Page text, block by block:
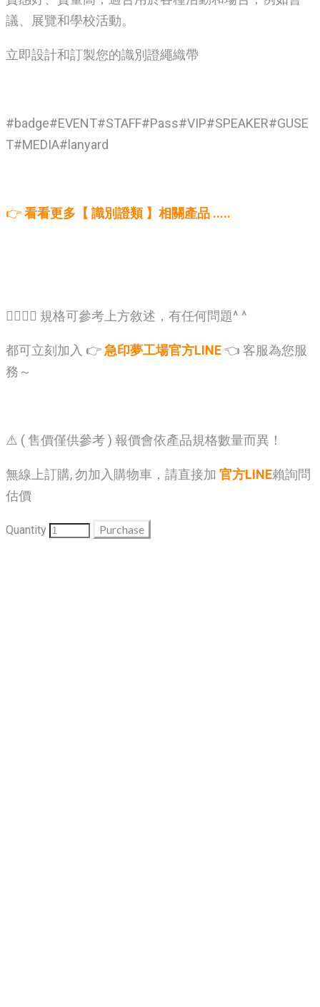
議、展覽和學校活動。
立即設計和訂製您的識別證繩織帶
#badge#EVENT#STAFF#Pass#VIP#SPEAKER#GUSE
T#MEDIA#lanyard
👉看看更多【 識別證類 】相關產品 .....
🙋‍♂️🙋‍♂️ 規格可參考上方敘述，有任何問題^ ^
都可立刻加入 👉急印夢工場官方LINE👈 客服為您服
務～
⚠️ ( 售價僅供參考 ) 報價會依產品規格數量而異！
無線上訂購, 勿加入購物車，請直接加 官方LINE賴詢問
估價
Quantity Purchase